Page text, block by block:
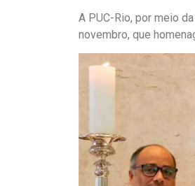
A PUC-Rio, por meio
novembro, que